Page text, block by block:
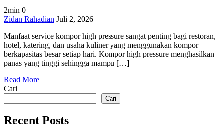
2min 0
on
Service
Kompor
High
Pressure
Dapur
Profesional
Zidan Rahadian Juli 2, 2026
Manfaat service kompor high pressure sangat penting bagi restoran,
hotel, katering, dan usaha kuliner yang menggunakan kompor
berkapasitas besar setiap hari. Kompor high pressure menghasilkan
panas yang tinggi sehingga mampu […]
Read More
Cari
Cari
Recent Posts